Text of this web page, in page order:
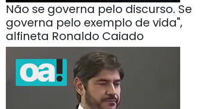
Não se governa pelo discurso. Se
governa pelo exemplo de vida",
alfineta Ronaldo Caiado